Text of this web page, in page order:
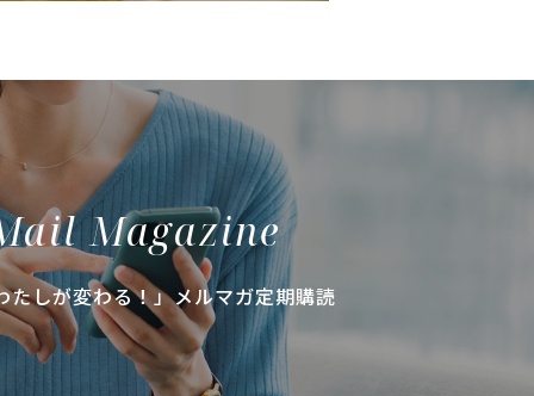
Magazine
たしが変わる！」メルマガ定期購読